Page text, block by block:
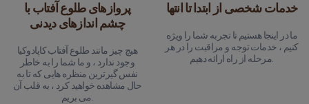
پروازهای طلوع آفتاب با
چشم اندازهای دیدنی
هیچ چیز مانند طلوع آفتاب کاپادوکیا
وجود ندارد ، و ما شما را به خاطر
نفس گیرترین منظره هایی که تا به
حال مشاهده خواهید کرد ، به قلب آن
می بریم.
خدمات شخصی از ابتدا تا انتها
ما در اینجا هستیم تا تجربه شما را ویژه
کنیم ، خدمات توجه و مراقبت را در هر
مرحله از راه ارائه دهیم.